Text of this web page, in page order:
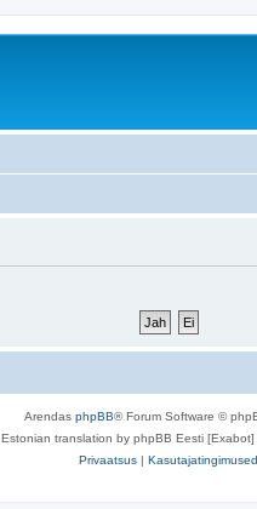
Arendas phpBB® Forum Software ©
Estonian translation by phpBB Eesti
Privaatsus | Kasutajatingimused